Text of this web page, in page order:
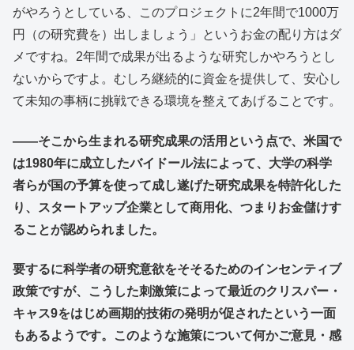
がやろうとしている、このプロジェクトに2年間で1000万
円（の研究費を）出しましょう」というお金の配り方はダ
メですね。2年間で成果が出るような研究しかやろうとし
ないからですよ。むしろ継続的に資金を提供して、安心し
て未知の事柄に挑戦できる環境を整えてあげることです。
――そこから生まれる研究成果の活用という点で、米国で
は1980年に成立したバイドール法によって、大学の科学
者らが国の予算を使って成し遂げた研究成果を特許化した
り、スタートアップ企業として商用化、つまりお金儲けす
ることが認められました。
要するに科学者の研究意欲をそそるためのインセンティブ
政策ですが、こうした刺激策によって最近のクリスパー・
キャス9をはじめ画期的技術の発明が促されたという一面
もあるようです。このような施策について何かご意見・感